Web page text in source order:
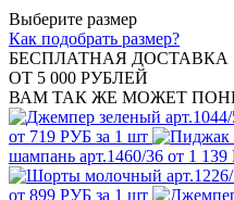
Выберите размер
Как подобрать размер?
БЕСПЛАТНАЯ ДОСТАВКА
ОТ 5 000 РУБЛЕЙ
ВАМ ТАК ЖЕ МОЖЕТ
от 719 РУБ за 1 шт
шампань арт.1460/36 от 1
от 899 РУБ за 1 шт